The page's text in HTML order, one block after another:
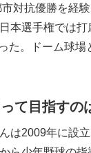
対抗優勝を経
本選手権では
た。ドーム球
て目指すの
2009年に設